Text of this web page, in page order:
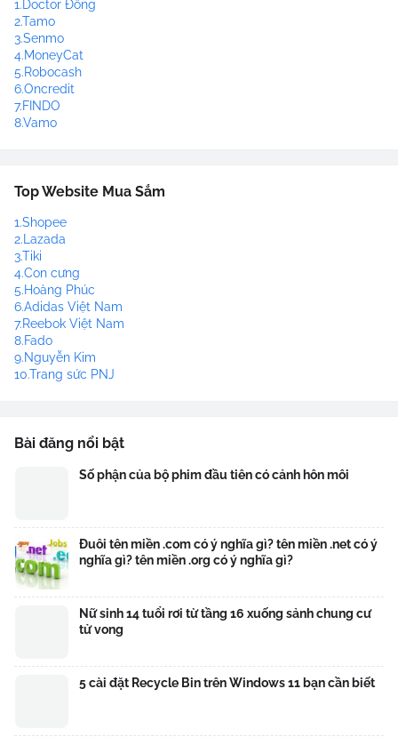
1.Doctor Đồng
2.Tamo
3.Senmo
4.MoneyCat
5.Robocash
6.Oncredit
7.FINDO
8.Vamo
Top Website Mua Sắm
1.Shopee
2.Lazada
3.Tiki
4.Con cưng
5.Hoàng Phúc
6.Adidas Việt Nam
7.Reebok Việt Nam
8.Fado
9.Nguyễn Kim
10.Trang sức PNJ
Bài đăng nổi bật
Số phận của bộ phim đầu tiên có cảnh hôn môi
Đuôi tên miền .com có ý nghĩa gì? tên miền .net có ý
nghĩa gì? tên miền .org có ý nghĩa gì?
Nữ sinh 14 tuổi rơi từ tầng 16 xuống sảnh chung cư
tử vong
5 cài đặt Recycle Bin trên Windows 11 bạn cần biết